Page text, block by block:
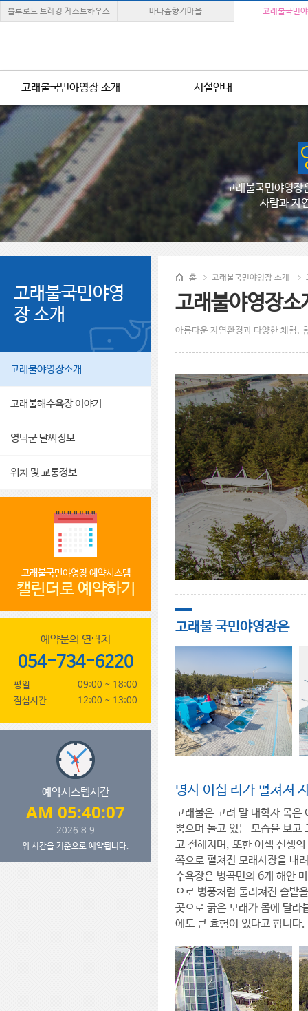
블루로드 트레킹 게스트하우스 바다숲향기마을 고래불국민
고래불국민야영장 소개 시설안내
고래불국민야영장
사람과 자
고래불국민야영
장 소개
고래불야영장소개
고래불해수욕장 이야기
영덕군 날씨정보
위치 및 교통정보
고래불국민야영장 예약시스템
캘린더로 예약하기
예약문의 연락처
054-734-6220
평일
09:00 ~ 18:00
점심시간
12:00 ~ 13:00
예약시스템시간
AM 05:40:07
2026.8.9
위 시간을 기준으로 예약됩니다.
홈 고래불국민야영장 소개
고래불야영장소
아름다운 자연환경과 다양한 체험,
고래불 국민야영장은
명사 이십 리가 펼쳐져
고래불은 고려 말 대학자 목은
뿜으며 놀고 있는 모습을 보
고 전해지며, 또한 이색 선생
쪽으로 펼쳐진 모래사장을 내
수욕장은 병곡면의 6개 해안
으로 병풍처럼 둘러쳐진 솔밭
곳으로 굵은 모래가 몸에 달라
에도 큰 효험이 있다고 합니다.